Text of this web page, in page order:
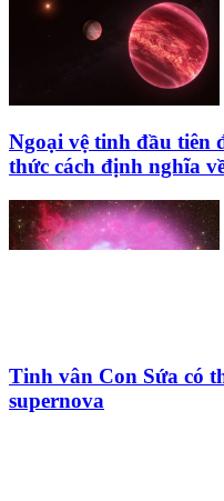
Ngoại vệ tinh đầu tiên
thức cách định nghĩa
Tinh vân Con Sứa có
supernova